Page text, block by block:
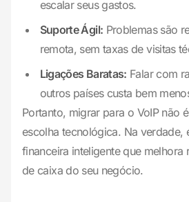
escalar seus gastos.
Suporte Ágil: Problemas são
remota, sem taxas de visitas
Ligações Baratas: Falar com
outros países custa bem
Portanto, migrar para o VoIP não
escolha tecnológica. Na verdade,
financeira inteligente que melhora
de caixa do seu negócio.